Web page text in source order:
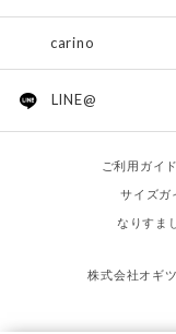
carino
LINE@
ご利用ガイド
サイズガ
なりすま
株式会社オギツ